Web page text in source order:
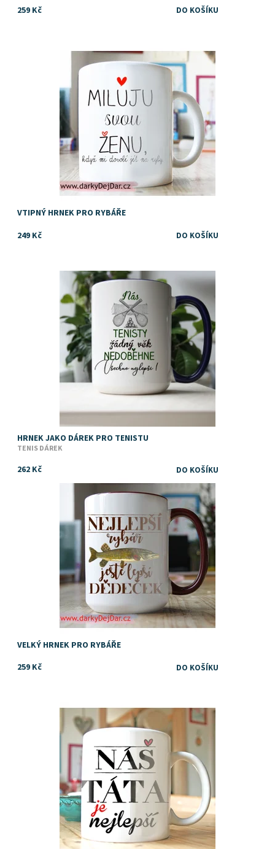
259 Kč
Skladem
DejDar
VTIPNÝ HRNEK PRO RYBÁŘE
249 Kč
Vtipný dárek pro cyklistu, kolaře, kamaráda, tátu, dědečka nebo
Dostupnost:
Skladem
DejDar
HRNEK JAKO DÁREK PRO TENISTU
TENIS DÁREK
262 Kč
Skladem
DejDar
VELKÝ HRNEK PRO RYBÁŘE
259 Kč
Potěšte svého tatínka hrníčkem s osobním vyznáním s nápisem
"Náš táta je nejlepší" Oboustranný potisk, na rubu jména. Do
poznámky k objednávce...
Skladem
DejDar